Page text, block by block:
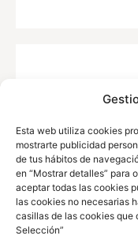
Esta web utiliza cookies
mostrarte publicidad
de tus hábitos de
en “Mostrar detalles” para
aceptar todas las cookies
las cookies no necesarias
casillas de las cookies que
Selección”